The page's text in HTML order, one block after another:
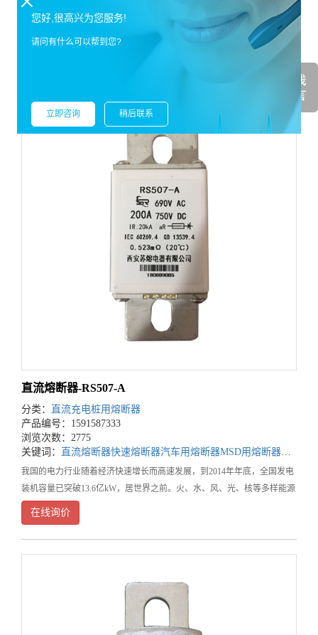
直流熔断器厂家高压熔断器串真空接触器
(HighVoltageFuseandVacuumContactorCircuit)回路简称为F-C回路，是以高压
限流熔断器和真空接触器为主要元件组合构成的开关装置，并安装在开关
直流熔断器-RS507-A
分类：
直流充电桩用熔断器
产品编号：1591587333
浏览次数：2775
关键词：
直流熔断器快速熔断器汽车用熔断器MSD用熔断器熔断器
我国的电力行业随着经济快速增长而高速发展，到2014年年底，全国发电
装机容量已突破13.6亿kW，居世界之前。火、水、风、光、核等多样能源
犹如百花争艳。国家电网的交流输电电压达到了1000kV，直流输电电压达
到了800kV，智能电网的建设方
在线询价
您好,很高兴为您服务!
请问有什么可以帮到您?
立即咨询 稍后联系